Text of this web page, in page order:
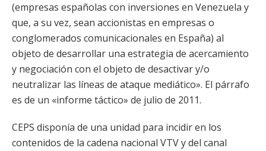
(empresas españolas con inversiones en Venezuela y
que, a su vez, sean accionistas en empresas o
conglomerados comunicacionales en España) al
objeto de desarrollar una estrategia de acercamiento
y negociación con el objeto de desactivar y/o
neutralizar las líneas de ataque mediático». El párrafo
es de un «informe táctico» de julio de 2011.
CEPS disponía de una unidad para incidir en los
contenidos de la cadena nacional VTV y del canal